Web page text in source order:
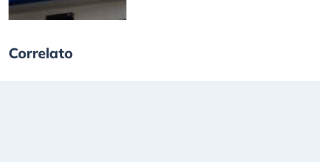
Correlato